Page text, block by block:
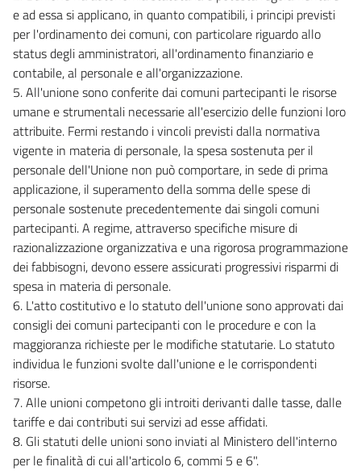
e ad essa si applicano, in quanto compatibili, i principi previsti
per l'ordinamento dei comuni, con particolare riguardo allo
status degli amministratori, all'ordinamento finanziario e
contabile, al personale e all'organizzazione.
5. All'unione sono conferite dai comuni partecipanti le risorse
umane e strumentali necessarie all'esercizio delle funzioni loro
attribuite. Fermi restando i vincoli previsti dalla normativa
vigente in materia di personale, la spesa sostenuta per il
personale dell'Unione non può comportare, in sede di prima
applicazione, il superamento della somma delle spese di
personale sostenute precedentemente dai singoli comuni
partecipanti. A regime, attraverso specifiche misure di
razionalizzazione organizzativa e una rigorosa programmazione
dei fabbisogni, devono essere assicurati progressivi risparmi di
spesa in materia di personale.
6. L'atto costitutivo e lo statuto dell'unione sono approvati dai
consigli dei comuni partecipanti con le procedure e con la
maggioranza richieste per le modifiche statutarie. Lo statuto
individua le funzioni svolte dall'unione e le corrispondenti
risorse.
7. Alle unioni competono gli introiti derivanti dalle tasse, dalle
tariffe e dai contributi sui servizi ad esse affidati.
8. Gli statuti delle unioni sono inviati al Ministero dell'interno
per le finalità di cui all'articolo 6, commi 5 e 6".